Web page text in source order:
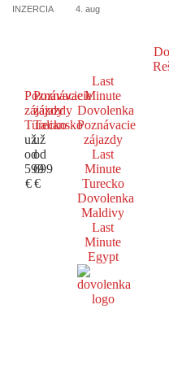
INZERCIA 4. aug
Poznávacie
zájazdy
Turecko
už
od
599
€
Poznávacie
zájazdy
Taliansko
už
od
699
€
Last
Minute
Dovolenka
Poznávacie
zájazdy
Last
Minute
Turecko
Dovolenka
Maldivy
Last
Minute
Egypt